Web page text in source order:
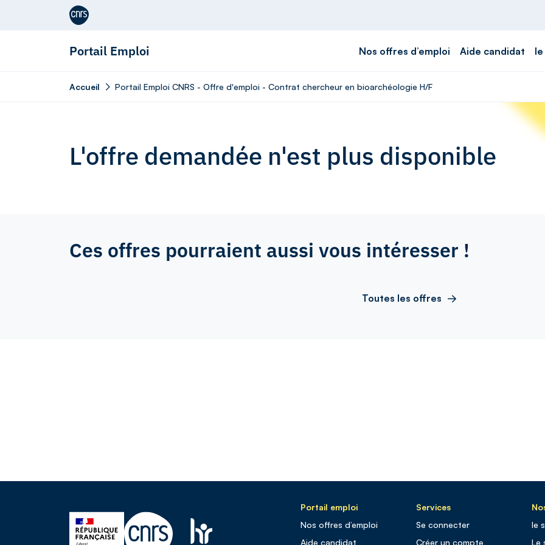
Aller au contenu
Portail Emploi Nos offres d’emploi Aide candidat
Accueil Portail Emploi CNRS - Offre d'emploi - Contrat chercheur en bioarchéologie H/F
L'offre demandée n'est plus disponible
Ces offres pourraient aussi vous intéresser !
Toutes les offres
Portail emploi
Nos offres d’emploi
Aide candidat
Services
Se connecter
Créer un compte
le
Le